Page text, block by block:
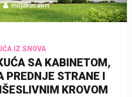
mojakucaivrt
IZ SNOVA
SA KABINETOM,
PREDNJE STRANE I
KROVOM